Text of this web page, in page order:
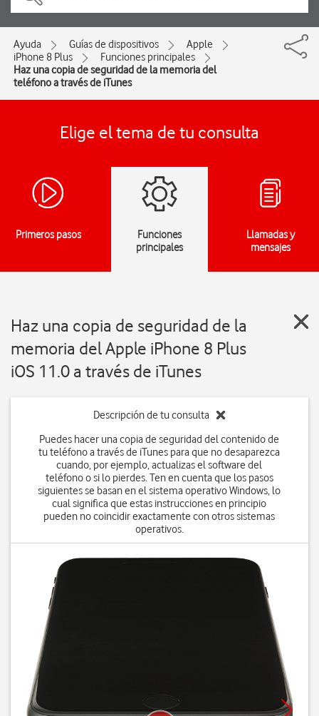
Ayuda Guías de dispositivos
Apple
iPhone 8 Plus
Funciones principales
Haz una copia de seguridad de la memoria del
teléfono a través de iTunes
Elige el tema de tu consulta
Primeros pasos
Funciones
principales
Llamadas y
mensajes
Haz una copia de seguridad de la
memoria del Apple iPhone 8 Plus
iOS 11.0 a través de iTunes
Descripción de tu consulta
Puedes hacer una copia de seguridad del contenido de
tu teléfono a través de iTunes para que no desaparezca
cuando, por ejemplo, actualizas el software del
teléfono o si lo pierdes. Ten en cuenta que los pasos
siguientes se basan en el sistema operativo Windows, lo
cual significa que estas instrucciones en principio
pueden no coincidir exactamente con otros sistemas
operativos.